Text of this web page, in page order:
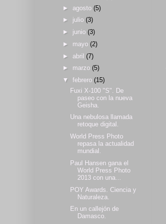
► agosto (5)
► julio (3)
► junio (3)
► mayo (2)
► abril (7)
► marzo (5)
▼ febrero (15)
Fuxi X-100 "S". De
paseo con la nueva
Geisha.
Una nebulosa llamada
retoque digital.
World Press Photo
repasa la actualidad
mundial.
Paul Hansen gana el
World Press Photo
2013 con una...
POY Awards. Ciencia y
Naturaleza.
En un callejón de
Damasco.